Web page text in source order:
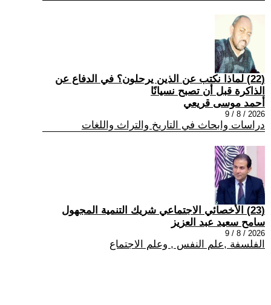
(22) لماذا نكتب عن الذين يرحلون؟ في الدفاع عن
الذاكرة قبل أن تصبح نسيانًا
أحمد موسى قريعي
2026 / 8 / 9
دراسات وابحاث في التاريخ والتراث واللغات
(23) الأخصائي الاجتماعي شريك التنمية المجهول
سامح سعيد عبد العزيز
2026 / 8 / 9
الفلسفة ,علم النفس , وعلم الاجتماع